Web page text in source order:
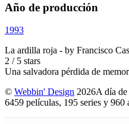
Año de producción
1993
La ardilla roja - by Francisco
2 / 5 stars
Una salvadora pérdida de
© Webbin' Design 2026A día
6459 películas, 195 series y 960